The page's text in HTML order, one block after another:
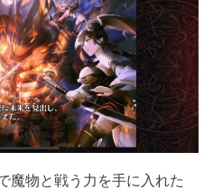
魔物と戦う力を手に入れた